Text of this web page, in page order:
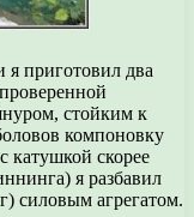
я приготовил два
стойким к
компоновку
катушкой скорее
я разбавил
силовым агрегатом.